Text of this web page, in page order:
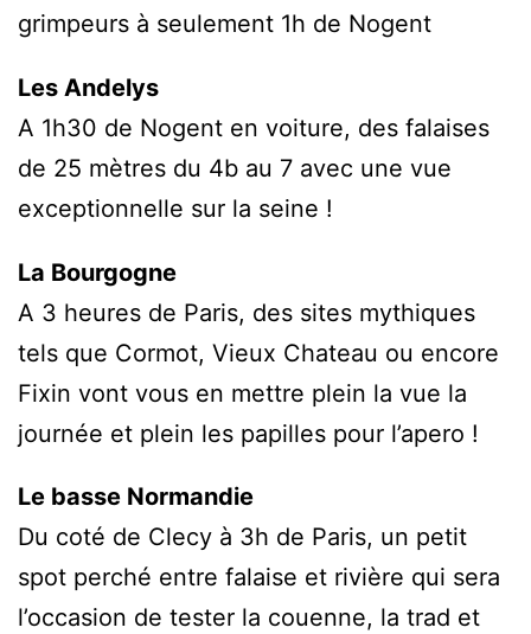
grimpeurs à seulement 1h de Nogent
Les Andelys
A 1h30 de Nogent en voiture, des falaises
de 25 mètres du 4b au 7 avec une vue
exceptionnelle sur la seine !
La Bourgogne
A 3 heures de Paris, des sites mythiques
tels que Cormot, Vieux Chateau ou encore
Fixin vont vous en mettre plein la vue la
journée et plein les papilles pour l’apero !
Le basse Normandie
Du coté de Clecy à 3h de Paris, un petit
spot perché entre falaise et rivière qui sera
l’occasion de tester la couenne, la trad et